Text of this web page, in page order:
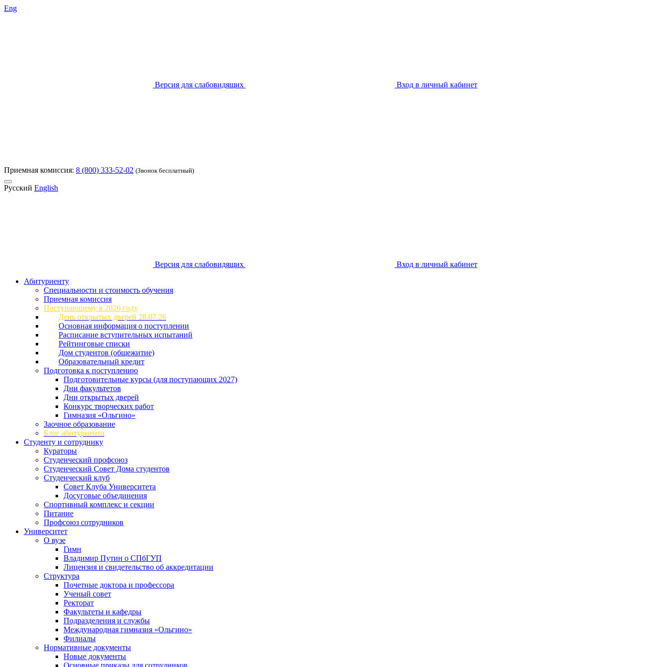
Eng
Версия для слабовидящих Вход в личный кабинет
Приемная комиссия: 8 (800) 333-52-02 (Звонок бесплатный)
Русский English
Версия для слабовидящих
Вход в личный кабинет
Абитуриенту
Специальности и стоимость обучения
Приемная комиссия
Поступающему в 2026 году
День открытых дверей 28.07.26
Основная информация о поступлении
Расписание вступительных испытаний
Рейтинговые списки
Дом студентов (общежитие)
Образовательный кредит
Подготовка к поступлению
Подготовительные курсы (для поступающих 2027)
Дни факультетов
Дни открытых дверей
Конкурс творческих работ
Гимназия «Ольгино»
Заочное образование
Блог абитуриента
Студенту и сотруднику
Кураторы
Студенческий профсоюз
Студенческий Совет Дома студентов
Студенческий клуб
Совет Клуба Университета
Досуговые объединения
Спортивный комплекс и секции
Питание
Профсоюз сотрудников
Университет
О вузе
Гимн
Владимир Путин о СПбГУП
Лицензия и свидетельство об аккредитации
Структура
Почетные доктора и профессора
Ученый совет
Ректорат
Факультеты и кафедры
Подразделения и службы
Международная гимназия «Ольгино»
Филиалы
Нормативные документы
Новые документы
Основные приказы для сотрудников